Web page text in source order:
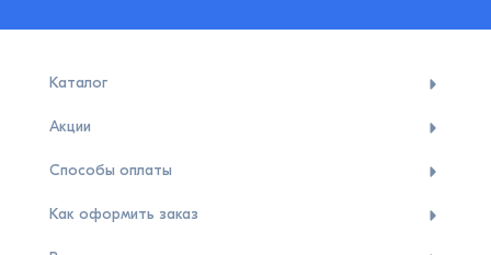
Каталог
Акции
Способы оплаты
Как оформить заказ